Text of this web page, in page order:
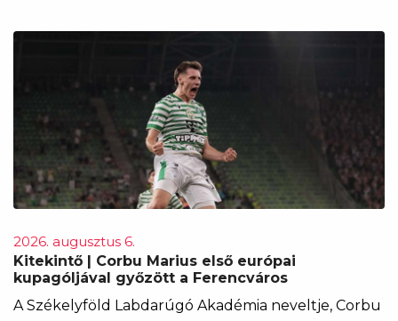
2026. augusztus 6.
Kitekintő | Corbu Marius első európai
kupagóljával győzött a Ferencváros
A Székelyföld Labdarúgó Akadémia neveltje, Corbu